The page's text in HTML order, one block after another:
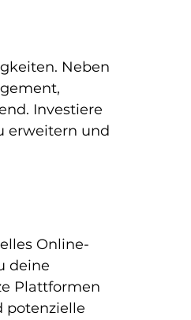
Neben
Investiere
erweitern und
Online-
deine
Plattformen
potenzielle